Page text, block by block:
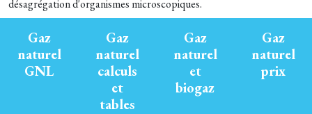
désagrégation d'organismes microscopiques.
Gaz
naturel
GNL
Gaz
naturel
calculs
et
tables
Gaz
naturel
et
biogaz
Gaz
naturel
prix